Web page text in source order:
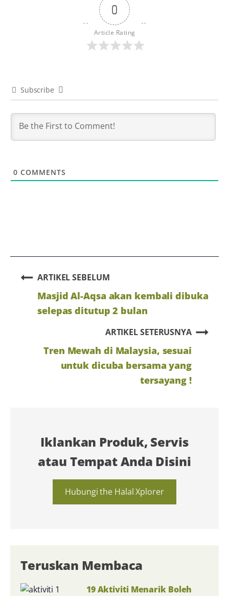
Teruskan Membaca
19 Aktiviti Menarik Boleh
Iklankan Produk, Servis
atau Tempat Anda Disini
Hubungi the Halal Xplorer
0
Article Rating
Subscribe
0 COMMENTS
ARTIKEL SEBELUM
Masjid Al-Aqsa akan kembali dibuka
selepas ditutup 2 bulan
ARTIKEL SETERUSNYA
Tren Mewah di Malaysia, sesuai
untuk dicuba bersama yang
tersayang !